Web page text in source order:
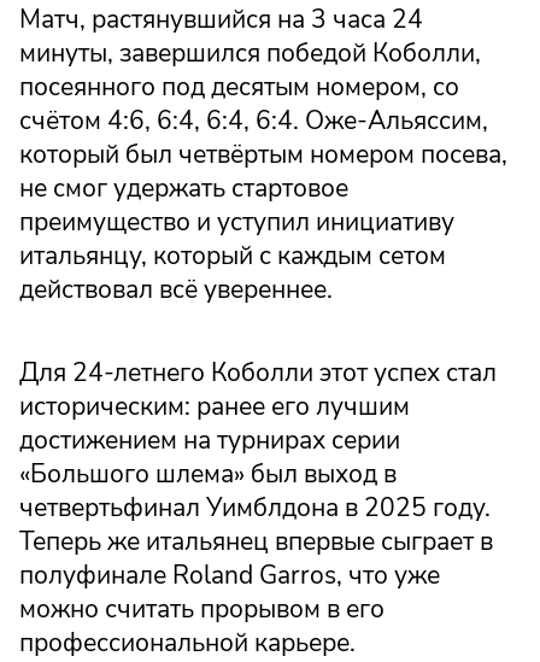
Матч, растянувшийся на 3 часа 24
минуты, завершился победой Коболли,
посеянного под десятым номером, со
счётом 4:6, 6:4, 6:4, 6:4. Оже-Альяссим,
который был четвёртым номером посева,
не смог удержать стартовое
преимущество и уступил инициативу
итальянцу, который с каждым сетом
действовал всё увереннее.
Для 24-летнего Коболли этот успех стал
историческим: ранее его лучшим
достижением на турнирах серии
«Большого шлема» был выход в
четвертьфинал Уимблдона в 2025 году.
Теперь же итальянец впервые сыграет в
полуфинале Roland Garros, что уже
можно считать прорывом в его
профессиональной карьере.